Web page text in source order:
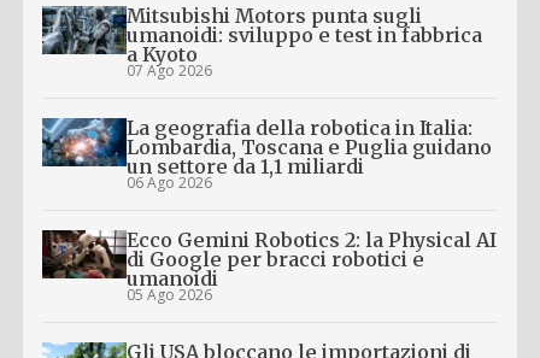
Mitsubishi Motors punta sugli
umanoidi: sviluppo e test in fabbrica
a Kyoto
07 Ago 2026
La geografia della robotica in Italia:
Lombardia, Toscana e Puglia guidano
un settore da 1,1 miliardi
06 Ago 2026
Ecco Gemini Robotics 2: la Physical AI
di Google per bracci robotici e
umanoidi
05 Ago 2026
Gli USA bloccano le importazioni di